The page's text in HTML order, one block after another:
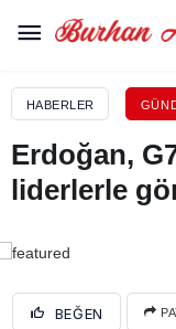
HABERLER
Erdoğan,
liderlerle
BEĞEN